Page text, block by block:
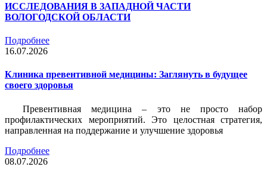
ИССЛЕДОВАНИЯ В ЗАПАДНОЙ ЧАСТИ
ВОЛОГОДСКОЙ ОБЛАСТИ
Подробнее
16.07.2026
Клиника превентивной медицины: Заглянуть в будущее
своего здоровья
Превентивная медицина – это не просто набор
профилактических мероприятий. Это целостная стратегия,
направленная на поддержание и улучшение здоровья
Подробнее
08.07.2026